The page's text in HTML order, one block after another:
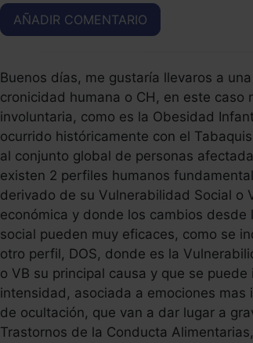
AÑADIR COMENTARIO
Buenos días, me gustaría llevaros a
cronicidad humana o CH, en este caso
involuntaria, como es la Obesidad
ocurrido históricamente con el
al conjunto global de personas
existen 2 perfiles humanos
derivado de su Vulnerabilidad Social o
económica y donde los cambios
social pueden muy eficaces, como se
otro perfil, DOS, donde es la
o VB su principal causa y que se
intensidad, asociada a emociones
de ocultación, que van a dar lugar a
Trastornos de la Conducta